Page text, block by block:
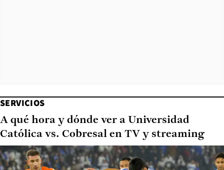
SERVICIOS
A qué hora y dónde ver a Universidad
Católica vs. Cobresal en TV y streaming